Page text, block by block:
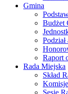
Gmina
Budżet
Raport
Rada Miejska
Skład
Sesje